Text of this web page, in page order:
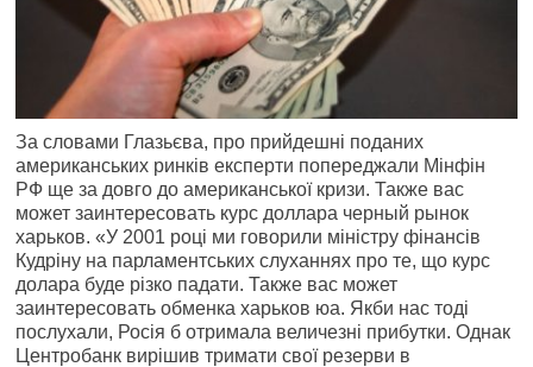
За словами Глазьєва, про прийдешні поданих
американських ринків експерти попереджали Мінфін
РФ ще за довго до американської кризи. Также вас
может заинтересовать курс доллара черный рынок
харьков. «У 2001 році ми говорили міністру фінансів
Кудріну на парламентських слуханнях про те, що курс
долара буде різко падати. Также вас может
заинтересовать обменка харьков юа. Якби нас тоді
послухали, Росія б отримала величезні прибутки. Однак
Центробанк вирішив тримати свої резерви в